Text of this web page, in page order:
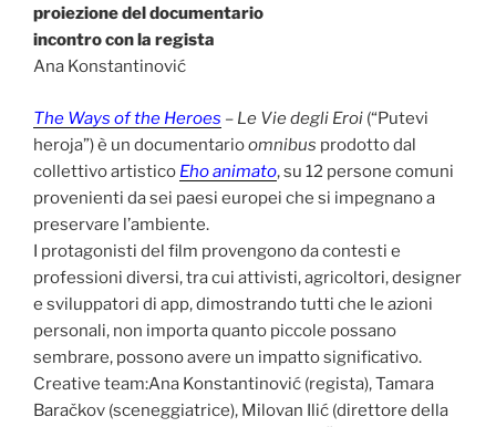
proiezione del documentario
incontro con la regista
Ana Konstantinović
The Ways of the Heroes – Le Vie degli Eroi (“Putevi
heroja”) è un documentarioomnibus prodotto dal
collettivo artistico Eho animato, su 12 persone comuni
provenienti da sei paesi europei che si impegnano a
preservare l’ambiente.
I protagonisti del film provengono da contesti e
professioni diversi, tra cui attivisti, agricoltori, designer
e sviluppatori di app, dimostrando tutti che le azioni
personali, non importa quanto piccole possano
sembrare, possono avere un impatto significativo.
Creative team:Ana Konstantinović (regista), Tamara
Baračkov (sceneggiatrice), Milovan Ilić (direttore della